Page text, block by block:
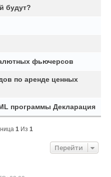
будут?
фьючерсов
по аренде ценных
программы Декларация
1 Из 1
Перейти